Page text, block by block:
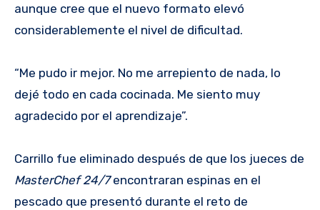
aunque cree que el nuevo formato elevó
considerablemente el nivel de dificultad.
“Me pudo ir mejor. No me arrepiento de nada, lo
dejé todo en cada cocinada. Me siento muy
agradecido por el aprendizaje”.
Carrillo fue eliminado después de que los jueces de
MasterChef 24/7encontraran espinas en el
pescado que presentó durante el reto de